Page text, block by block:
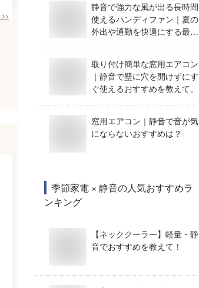
>>
静音で強力な風が出る長時間
使えるハンディファン｜夏の
外出や通勤を快適にする最新
取り付け簡単な窓用エアコン
｜静音で壁に穴を開けずにす
ぐ使えるおすすめを教えて。
窓用エアコン｜静音で音が気
にならないおすすめは？
季節家電 × 静音の人気おすすめラ
ンキング
【ネッククーラー】軽量・静
音でおすすめを教えて！